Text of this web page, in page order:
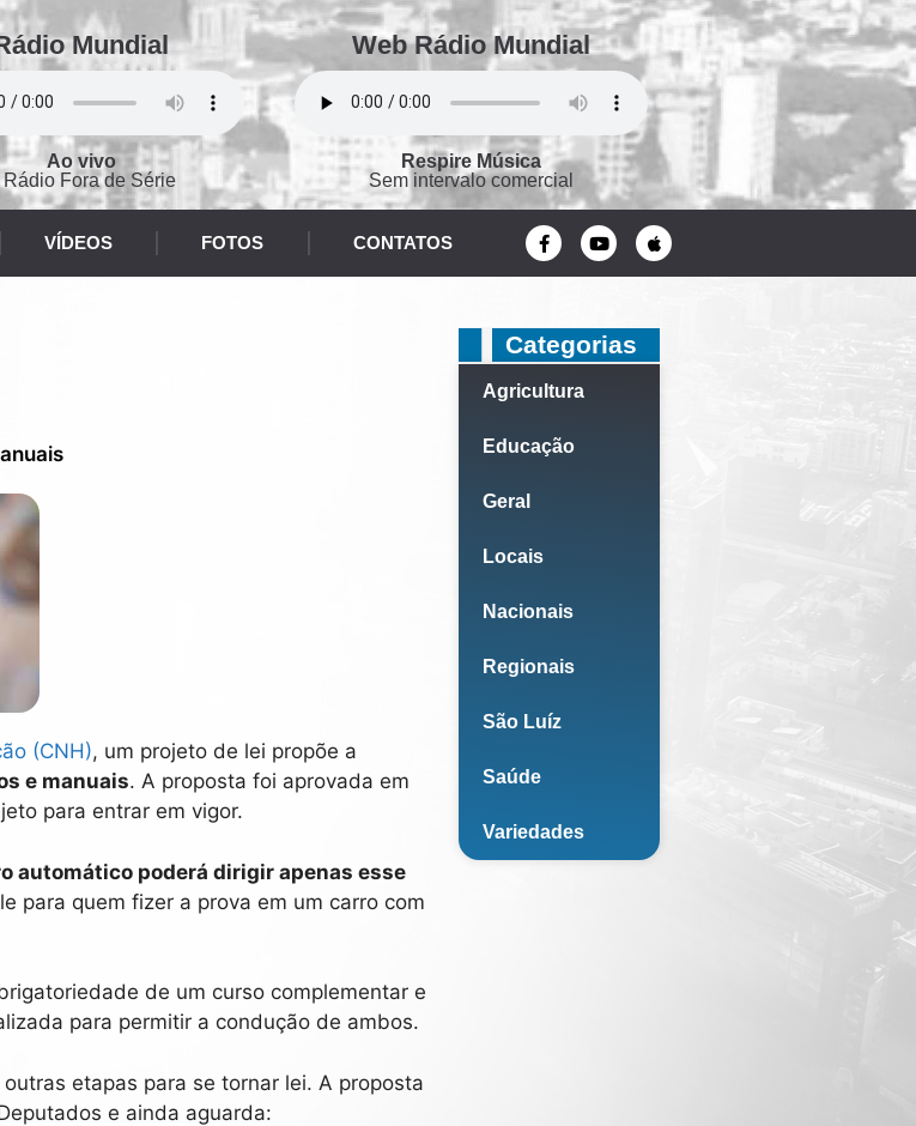
Mundial
Ao vivo
Rádio Fora de Série
Web Rádio Mundial
Respire Música
Sem intervalo comercial
VÍDEOS FOTOS CONTATOS
(CNH), um projeto de lei propõe a
e manuais. A proposta foi aprovada em
para entrar em vigor.
automático poderá dirigir apenas esse
para quem fizer a prova em um carro com
de um curso complementar e
para permitir a condução de ambos.
etapas para se tornar lei. A proposta
e ainda aguarda:
Categorias
Agricultura
Educação
Geral
Locais
Nacionais
Regionais
São Luíz
Saúde
Variedades